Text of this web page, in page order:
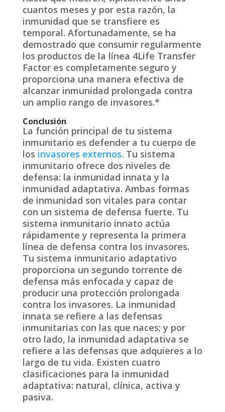
cuantos meses y por esta razón, la
inmunidad que se transfiere es
temporal. Afortunadamente, se ha
demostrado que consumir regularmente
los productos de la línea 4Life Transfer
Factor es completamente seguro y
proporciona una manera efectiva de
alcanzar inmunidad prolongada contra
un amplio rango de invasores.*
Conclusión
La función principal de tu sistema
inmunitario es defender a tu cuerpo de
los invasores externos. Tu sistema
inmunitario ofrece dos niveles de
defensa: la inmunidad innata y la
inmunidad adaptativa. Ambas formas
de inmunidad son vitales para contar
con un sistema de defensa fuerte. Tu
sistema inmunitario innato actúa
rápidamente y representa la primera
línea de defensa contra los invasores.
Tu sistema inmunitario adaptativo
proporciona un segundo torrente de
defensa más enfocada y capaz de
producir una protección prolongada
contra los invasores. La inmunidad
innata se refiere a las defensas
inmunitarias con las que naces; y por
otro lado, la inmunidad adaptativa se
refiere a las defensas que adquieres a lo
largo de tu vida. Existen cuatro
clasificaciones para la inmunidad
adaptativa: natural, clínica, activa y
pasiva.